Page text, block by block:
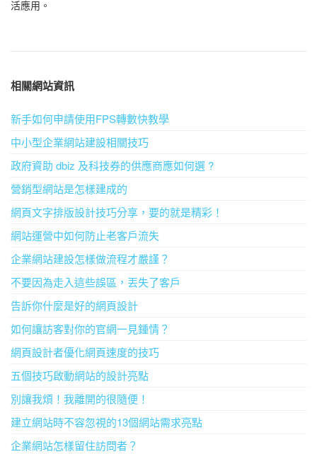
活應用。
相關網站資訊
新手如何申請使用FPS轉數快教學
中小型企業網站建設相關技巧
政府資助 dbiz 及科技券的供應商應如何選 ?
營銷型網站是怎樣建成的
網頁文字排版設計技巧分享，要的就是精彩！
網站運營中如何防止老客戶流失
企業網站建設怎樣做流程才嚴謹？
不要因為走入這些誤區，丟失了客戶
告訴你什麼是好的網頁設計
如何讓訪客對你的官網一見鍾情？
網頁設計者優化網頁速度的技巧
五個技巧啟動網站的設計亮點
別讓我煩！我離開的很隨便！
建立網站時不容忽視的13個網站需求亮點
企業網站怎樣留住訪問者？